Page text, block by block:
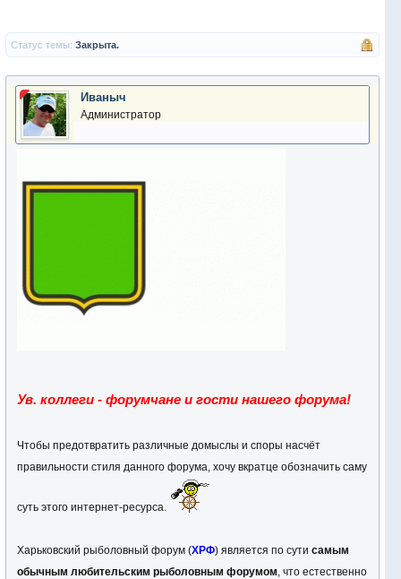
Статус темы: Закрыта.
Иваныч
Администратор
Ув. коллеги - форумчане и гости нашего форума!
Чтобы предотвратить различные домыслы и споры насчёт
правильности стиля данного форума, хочу вкратце обозначить саму
суть этого интернет-ресурса.
Харьковский рыболовный форум (ХРФ) является по сути самым
обычным любительским рыболовным форумом, что естественно